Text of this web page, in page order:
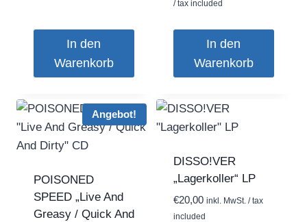
In den
Warenkorb
Preis
/ tax included
In den
Warenkorb
Angebot!
POISONED
SPEED „Live And
Greasy / Quick And
DISSO!VER
„Lagerkoller“ LP
€20,00 inkl. MwSt. / tax
included